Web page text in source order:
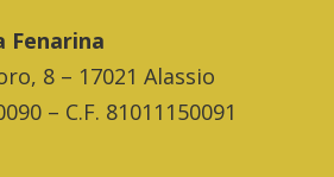
Fenarina
8 – 17021 Alassio
– C.F. 81011150091